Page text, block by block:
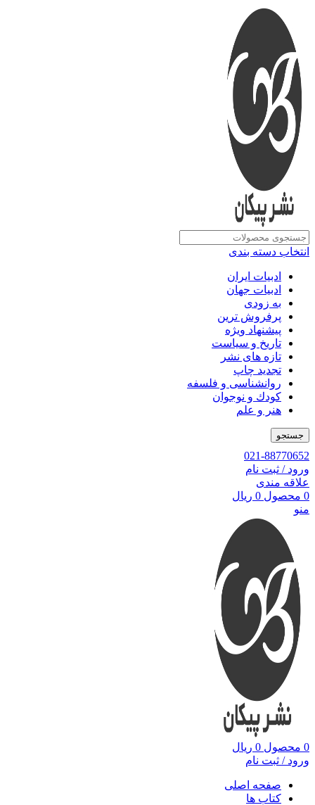
انتخاب دسته بندی
ادبیات ایران
ادبیات جهان
به زودی
پرفروش ترین
پیشنهاد ویژه
تاریخ و سیاست
تازه های نشر
تجدید چاپ
روانشناسی و فلسفه
کودك و نوجوان
هنر و علم
جستجو
021-88770652
ورود / ثبت نام
علاقه مندی
0 محصول 0 ریال
منو
0 محصول 0 ریال
ورود / ثبت نام
صفحه اصلی
کتاب ها